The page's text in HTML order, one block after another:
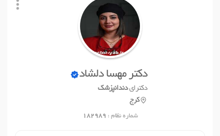
دکتر مهسا دلشاد
دکترایدندانپزشک
کرج
شماره نظام : 182989